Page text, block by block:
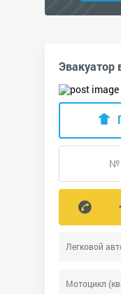
Эвакуатор
Легковой
Мотоцикл
№